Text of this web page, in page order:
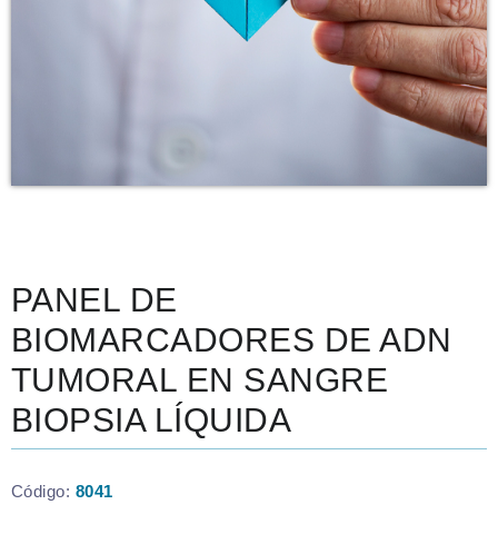
PANEL DE
BIOMARCADORES DE ADN
TUMORAL EN SANGRE
BIOPSIA LÍQUIDA
Código: 8041